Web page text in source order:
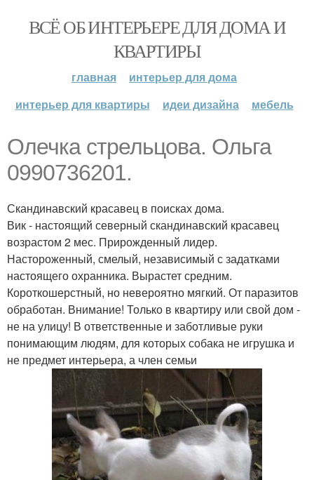
ВСЁ ОБ ИНТЕРЬЕРЕ ДЛЯ ДОМА И
КВАРТИРЫ
главная
интерьер для дома
интерьер для квартиры
идеи дизайна мебель
Олечка стрельцова. Ольга
0990736201.
Скандинавский красавец в поисках дома.
Вик - настоящий северный скандинавский красавец
возрастом 2 мес. Прирожденный лидер.
Настороженный, смелый, независимый с задатками
настоящего охранника. Вырастет средним.
Короткошерстный, но невероятно мягкий. От паразитов
обработан. Внимание! Только в квартиру или свой дом -
не на улицу! В ответственные и заботливые руки
понимающим людям, для которых собака не игрушка и
не предмет интерьера, а член семьи